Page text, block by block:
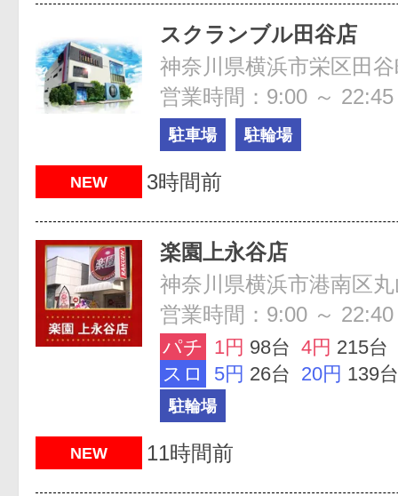
スクランブル田谷店
神奈川県横浜市栄区田
営業時間：9:00 ～ 22:45
駐車場 駐輪場
NEW 3時間前
楽園上永谷店
営業時間：9:00 ～ 22:40
パチ 1円 98台 4円 215台
スロ
5円 26台 20円 139台
駐輪場
NEW 11時間前